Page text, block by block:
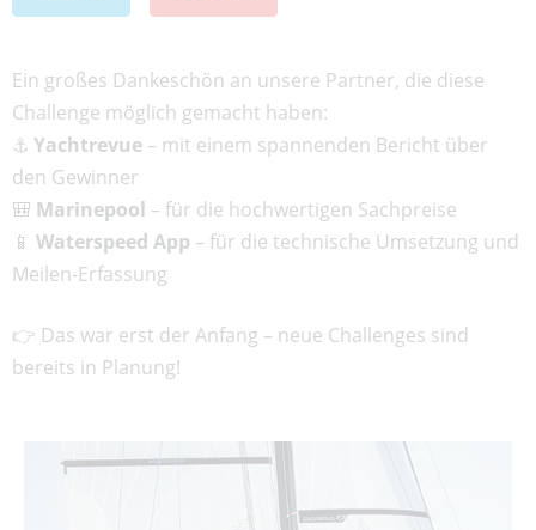
Ein großes Dankeschön an unsere Partner, die diese
Challenge möglich gemacht haben:
⚓ Yachtrevue – mit einem spannenden Bericht über
den Gewinner
🎒 Marinepool – für die hochwertigen Sachpreise
📱 Waterspeed App – für die technische Umsetzung und
Meilen-Erfassung
👉 Das war erst der Anfang – neue Challenges sind
bereits in Planung!